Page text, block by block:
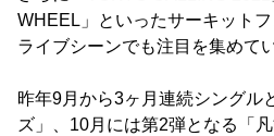
WHEEL」といったサーキット
ライブシーンでも注目を集めて
昨年9月から3ヶ月連続シングル
ズ」、10月には第2弾となる「